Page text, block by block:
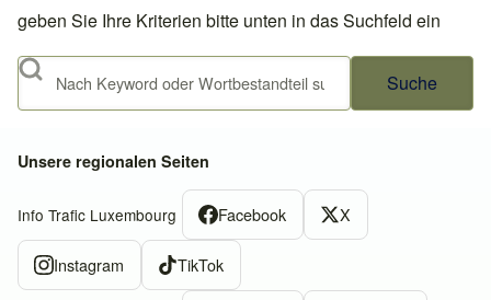
geben Sie Ihre Kriterien bitte unten in das Suchfeld ein
Suche
Unsere regionalen Seiten
Info Trafic Luxembourg Facebook X
Instagram TikTok